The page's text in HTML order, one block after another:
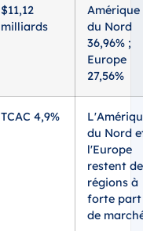
$11,12
milliards
Amérique
du Nord
36,96% ;
Europe
27,56%
TCAC 4,9%
du Nord
l'Europe
restent
régions à
forte part
de